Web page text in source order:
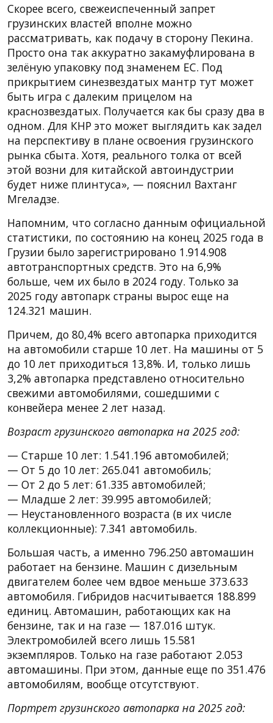
Скорее всего, свежеиспеченный запрет
грузинских властей вполне можно
рассматривать, как подачу в сторону Пекина.
Просто она так аккуратно закамуфлирована в
зелёную упаковку под знаменем ЕС. Под
прикрытием синезвездатых мантр тут может
быть игра с далеким прицелом на
краснозвездатых. Получается как бы сразу два в
одном. Для КНР это может выглядить как задел
на перспективу в плане освоения грузинского
рынка сбыта. Хотя, реального толка от всей
этой возни для китайской автоиндустрии
будет ниже плинтуса», — пояснил Вахтанг
Мгеладзе.
Напомним, что согласно данным официальной
статистики, по состоянию на конец 2025 года в
Грузии было зарегистрировано 1.914.908
автотранспортных средств. Это на 6,9%
больше, чем их было в 2024 году. Только за
2025 году автопарк страны вырос еще на
124.321 машин.
Причем, до 80,4% всего автопарка приходится
на автомобили старше 10 лет. На машины от 5
до 10 лет приходиться 13,8%. И, только лишь
3,2% автопарка представлено относительно
свежими автомобилями, сошедшими с
конвейера менее 2 лет назад.
Возраст грузинского автопарка на 2025 год:
— Старше 10 лет: 1.541.196 автомобилей;
— От 5 до 10 лет: 265.041 автомобиль;
— От 2 до 5 лет: 61.335 автомобилей;
— Младше 2 лет: 39.995 автомобилей;
— Неустановленного возраста (в их числе
коллекционные): 7.341 автомобиль.
Большая часть, а именно 796.250 автомашин
работает на бензине. Машин с дизельным
двигателем более чем вдвое меньше 373.633
автомобиля. Гибридов насчитывается 188.899
единиц. Автомашин, работающих как на
бензине, так и на газе — 187.016 штук.
Электромобилей всего лишь 15.581
экземпляров. Только на газе работают 2.053
автомашины. При этом, данные еще по 351.476
автомобилям, вообще отсутствуют.
Портрет грузинского автопарка на 2025 год: